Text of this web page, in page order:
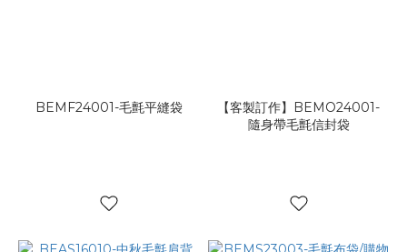
BEMF24001-毛氈平縫袋
【客製訂作】BEMO24001-
隨身帶毛氈信封袋